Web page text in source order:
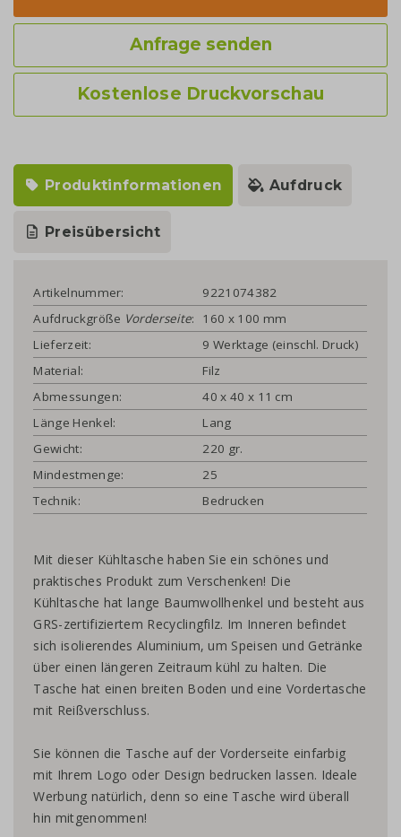
Anfrage senden
Kostenlose Druckvorschau
Produktinformationen Aufdruck
Preisübersicht
Artikelnummer:
9221074382
Aufdruckgröße Vorderseite:
160 x 100 mm
Lieferzeit:
9 Werktage (einschl. Druck)
Material:
Filz
Abmessungen:
40 x 40 x 11 cm
Länge Henkel:
Lang
Gewicht:
220 gr.
Mindestmenge:
25
Technik:
Bedrucken
Mit dieser Kühltasche haben Sie ein schönes und
praktisches Produkt zum Verschenken! Die
Kühltasche hat lange Baumwollhenkel und besteht aus
GRS-zertifiziertem Recyclingfilz. Im Inneren befindet
sich isolierendes Aluminium, um Speisen und Getränke
über einen längeren Zeitraum kühl zu halten. Die
Tasche hat einen breiten Boden und eine Vordertasche
mit Reißverschluss.
Sie können die Tasche auf der Vorderseite einfarbig
mit Ihrem Logo oder Design bedrucken lassen. Ideale
Werbung natürlich, denn so eine Tasche wird überall
hin mitgenommen!